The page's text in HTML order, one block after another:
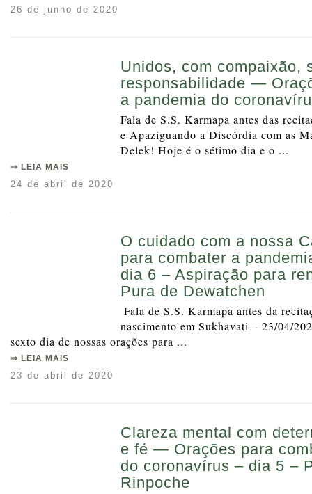
26 de junho de 2020
Unidos, com compaixão,
responsabilidade —
a pandemia do
Fala de S.S. Karmapa antes das
e Apaziguando a Discórdia com as
Delek! Hoje é o sétimo dia e o ...
⇒ LEIA MAIS
24 de abril de 2020
O cuidado com a nossa
para combater a
dia 6 – Aspiração para
Pura de Dewatchen
Fala de S.S. Karmapa antes da
nascimento em Sukhavati – 23/04/
sexto dia de nossas orações para ...
⇒ LEIA MAIS
23 de abril de 2020
Clareza mental com
e fé — Orações para
do coronavírus – dia 5 –
Rinpoche